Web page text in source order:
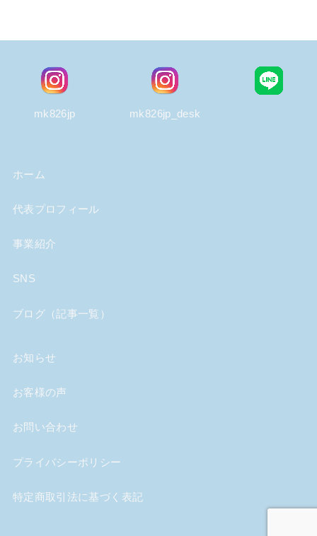
mk826jp mk826jp_desk
ホーム
代表プロフィール
事業紹介
SNS
ブログ（記事一覧）
お知らせ
お客様の声
お問い合わせ
プライバシーポリシー
特定商取引法に基づく表記